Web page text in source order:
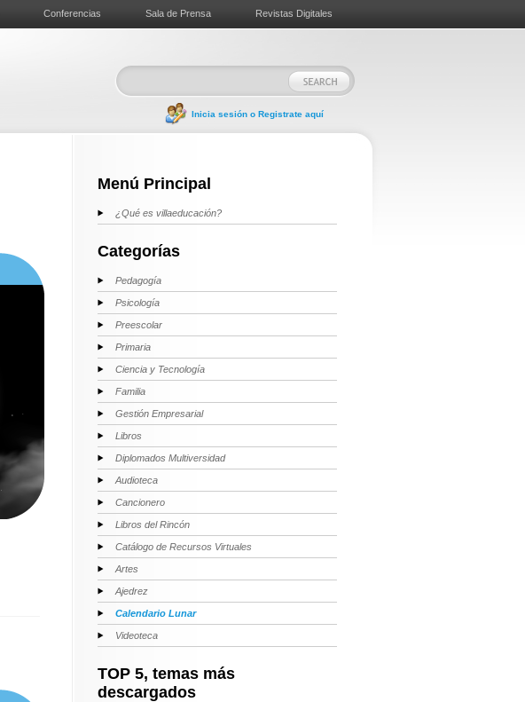
Conferencias Sala de Prensa Revistas Digitales
Inicia sesión o Registrate aquí
Menú Principal
¿Qué es villaeducación?
Categorías
Pedagogía
Psicología
Preescolar
Primaria
Ciencia y Tecnología
Familia
Gestión Empresarial
Libros
Diplomados Multiversidad
Audioteca
Cancionero
Libros del Rincón
Catálogo de Recursos Virtuales
Artes
Ajedrez
Calendario Lunar
Videoteca
TOP 5, temas más
descargados